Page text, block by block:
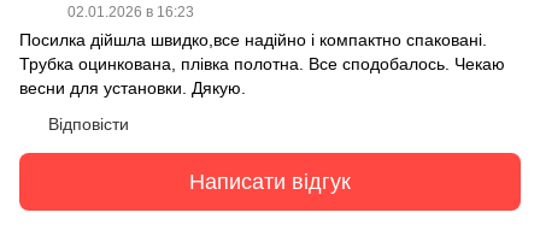
02.01.2026 в 16:23
Посилка дійшла швидко,все надійно і компактно спаковані.
Трубка оцинкована, плівка полотна. Все сподобалось. Чекаю
весни для установки. Дякую.
Відповісти
Написати відгук